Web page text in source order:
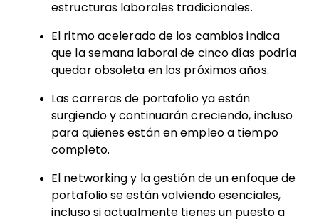
estructuras laborales tradicionales.
El ritmo acelerado de los cambios indica
que la semana laboral de cinco días podría
quedar obsoleta en los próximos años.
Las carreras de portafolio ya están
surgiendo y continuarán creciendo, incluso
para quienes están en empleo a tiempo
completo.
El networking y la gestión de un enfoque de
portafolio se están volviendo esenciales,
incluso si actualmente tienes un puesto a